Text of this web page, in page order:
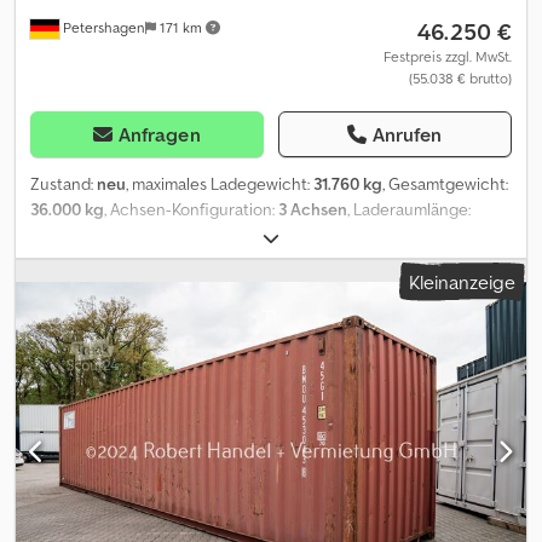
Petershagen 171 km 46.250 €
Festpreis zzgl. MwSt.
(55.038 € brutto)
Anfragen Anrufen
Zustand: neu, maximales Ladegewicht: 31.760 kg, Gesamtgewicht:
36.000 kg, Achsen-Konfiguration: 3 Achsen, Laderaumlänge:
2.480 mm
mm, Gesamtbreite:2.550 mm, Gesamthöhe:4.000 mm, Baujahr:
, Fahrzeug Information Chsdpfx Aeun
Enaofiea ? Laderaumlänge: mm ? Höhe: 4000 mm ? Breite: 2550
mm ? Laderaumlänge (innen): 13625 mm ? Laderaumhöhe (innen):
2900 mm ? Laderaumbreite (innen): 2480 mm ? Aufsattelhöhe:
950 mm ? Zulässiges Gesamtgewicht: 36000 kg ? Leergewicht:
7240 kg _____ Achsen ? ROTOS SCB Laufwerksystem für 19,5"
(Scheibenbremse) ? 3 x SCB-Luftfeder Typ: MRH KX 30ME ?
Anfahrhilfe (liftbare Vorderachse), Betätigung "3x Bremsen" ? 1.
Achse Liftachse ? 3 x Achse SCB 9 t,SP2040,FM1300,ET 120
Scheibenbremse 370 mm ? MEGA-Bereifung, Aufsattelhöhe
Kleinanzeige